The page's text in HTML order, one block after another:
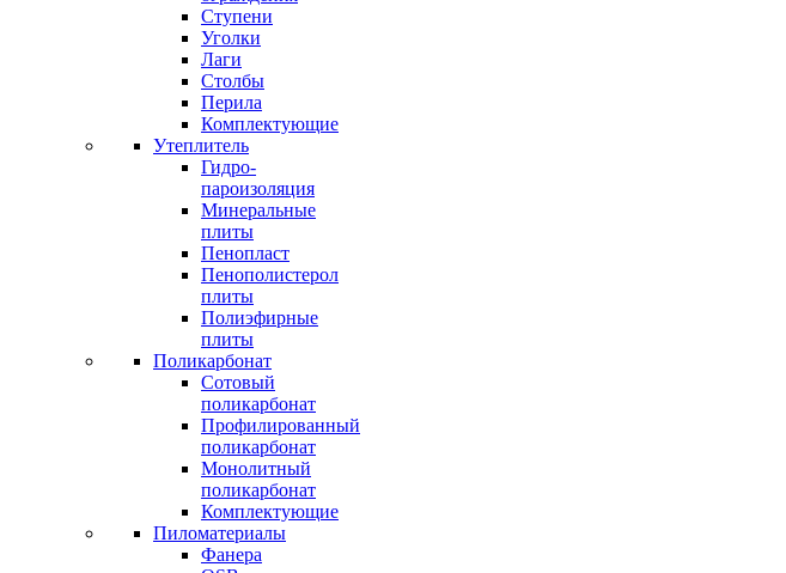
Ступени
Уголки
Лаги
Столбы
Перила
Комплектующие
Утеплитель
Гидро-
пароизоляция
Минеральные
плиты
Пенопласт
Пенополистерол
плиты
Полиэфирные
плиты
Поликарбонат
Сотовый
поликарбонат
Профилированный
поликарбонат
Монолитный
поликарбонат
Комплектующие
Пиломатериалы
Фанера